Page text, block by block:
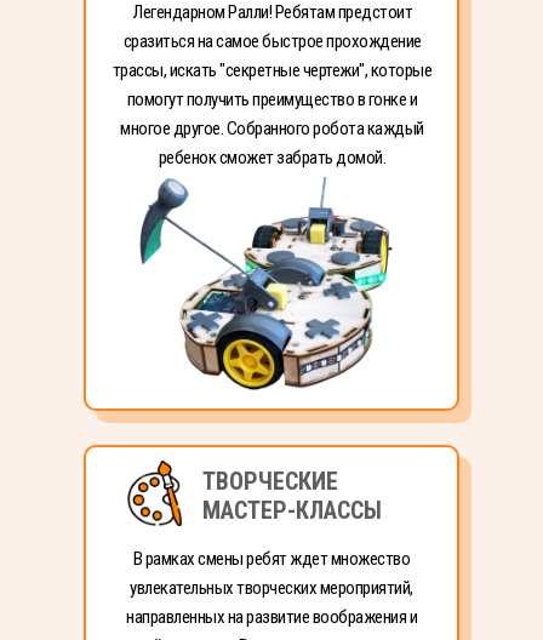
В рамках смены ребят ждет множество
увлекательных творческих мероприятий,
направленных на развитие воображения и
ТВОРЧЕСКИЕ
МАСТЕР-КЛАССЫ
Легендарном Ралли! Ребятам предстоит
сразиться на самое быстрое прохождение
трассы, искать "секретные чертежи", которые
помогут получить преимущество в гонке и
многое другое. Собранного робота каждый
ребенок сможет забрать домой.